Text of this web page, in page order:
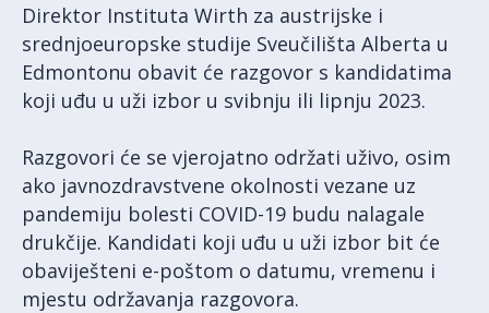
Direktor Instituta Wirth za austrijske i
srednjoeuropske studije Sveučilišta Alberta u
Edmontonu obavit će razgovor s kandidatima
koji uđu u uži izbor u svibnju ili lipnju 2023.
Razgovori će se vjerojatno održati uživo, osim
ako javnozdravstvene okolnosti vezane uz
pandemiju bolesti COVID-19 budu nalagale
drukčije. Kandidati koji uđu u uži izbor bit će
obaviješteni e-poštom o datumu, vremenu i
mjestu održavanja razgovora.